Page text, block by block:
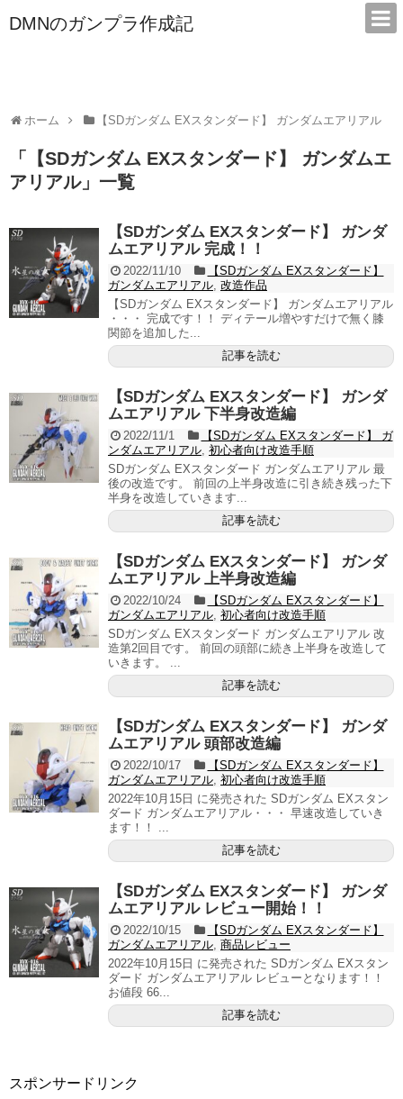
DMNのガンプラ作成記
ホーム 【SDガンダム EXスタンダード】 ガンダムエアリアル
「
【SDガンダム EXスタンダード】 ガンダムエ
アリアル」 一覧
【SDガンダム EXスタンダード】 ガンダ
ムエアリアル 完成！！
2022/11/10
【SDガンダム EXスタンダード】
ガンダムエアリアル, 改造作品
【SDガンダム EXスタンダード】 ガンダムエアリアル
・・・ 完成です！！ ディテール増やすだけで無く膝
関節を追加した...
記事を読む
【SDガンダム EXスタンダード】 ガンダ
ムエアリアル 下半身改造編
2022/11/1
【SDガンダム EXスタンダード】 ガ
ンダムエアリアル, 初心者向け改造手順
SDガンダム EXスタンダード ガンダムエアリアル 最
後の改造です。 前回の上半身改造に引き続き残った下
半身を改造していきます...
記事を読む
【SDガンダム EXスタンダード】 ガンダ
ムエアリアル 上半身改造編
2022/10/24
【SDガンダム EXスタンダード】
ガンダムエアリアル, 初心者向け改造手順
SDガンダム EXスタンダード ガンダムエアリアル 改
造第2回目です。 前回の頭部に続き上半身を改造して
いきます。 ...
記事を読む
【SDガンダム EXスタンダード】 ガンダ
ムエアリアル 頭部改造編
2022/10/17
【SDガンダム EXスタンダード】
ガンダムエアリアル, 初心者向け改造手順
2022年10月15日 に発売された SDガンダム EXスタン
ダード ガンダムエアリアル・・・ 早速改造していき
ます！！ ...
記事を読む
【SDガンダム EXスタンダード】 ガンダ
ムエアリアル レビュー開始！！
2022/10/15
【SDガンダム EXスタンダード】
ガンダムエアリアル, 商品レビュー
2022年10月15日 に発売された SDガンダム EXスタン
ダード ガンダムエアリアル レビューとなります！！
お値段 66...
記事を読む
スポンサードリンク